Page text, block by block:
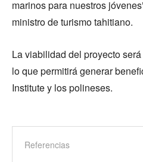
marinos para nuestros
ministro de turismo tahitiano.
La viabilidad del proyecto
lo que permitirá generar
Institute y los polineses.
Referencias